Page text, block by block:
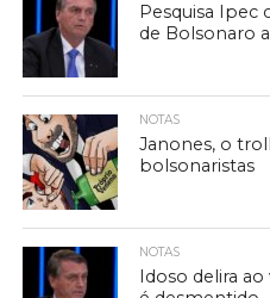
Pesquisa Ipec
de Bolsonaro
NOTAS
Janones, o
bolsonaristas
NOTAS
Idoso delira